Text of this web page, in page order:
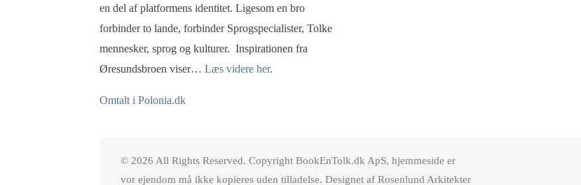
en del af platformens identitet. Ligesom en bro
forbinder to lande, forbinder Sprogspecialister, Tolke
mennesker, sprog og kulturer. Inspirationen fra
Øresundsbroen viser… Læs videre her.
Omtalt i Polonia.dk
© 2026 All Rights Reserved. Copyright BookEnTolk.dk ApS, hjemmeside er
vor ejendom må ikke kopieres uden tilladelse. Designet af Rosenlund Arkitekter